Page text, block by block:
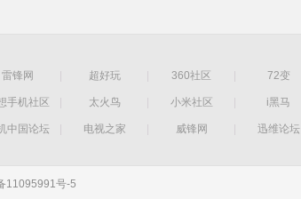
雷锋网 超好玩 360社区 72变
手机社区 太火鸟 小米社区 i黑马
中国论坛 电视之家 威锋网
迅维论坛
11095991号-5